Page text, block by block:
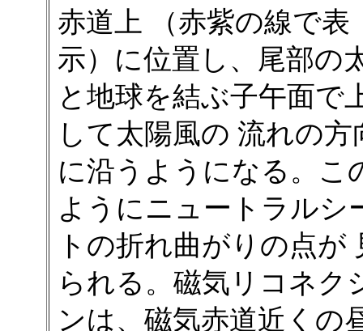
赤道上 （赤紫の線で表
示）に位置し、尾部の
と地球を結ぶ子午面で
して太陽風の 流れの方
に沿うようになる。こ
ようにニュートラルシ
トの折れ曲がりの点が
られる。磁気リコネク
ンは、磁気赤道近くの